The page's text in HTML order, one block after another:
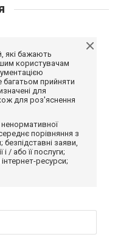
які бажають
користувачам
прийняти
для
для роз'яснення
порівняння з
заяви,
/ або її послуги;
ресурси;